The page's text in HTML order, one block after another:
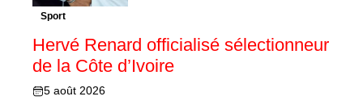
Sport
Hervé Renard officialisé sélectionneur
de la Côte d’Ivoire
5 août 2026